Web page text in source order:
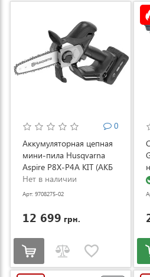
0
Аккумуляторная цепная
мини-пила Husqvarna
Aspire P8X-P4A KIT (АКБ
и ЗУ) (9708275-02)
Нет в наличии
Арт: 9708275-02
12 699 грн.